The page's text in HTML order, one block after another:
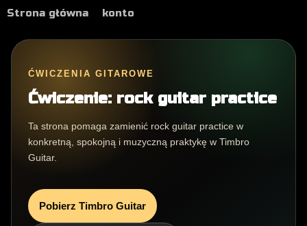
Strona główna konto
ĆWICZENIA GITAROWE
Ćwiczenie: rock guitar practice
Ta strona pomaga zamienić rock guitar practice w
konkretną, spokojną i muzyczną praktykę w Timbro
Guitar.
Pobierz Timbro Guitar